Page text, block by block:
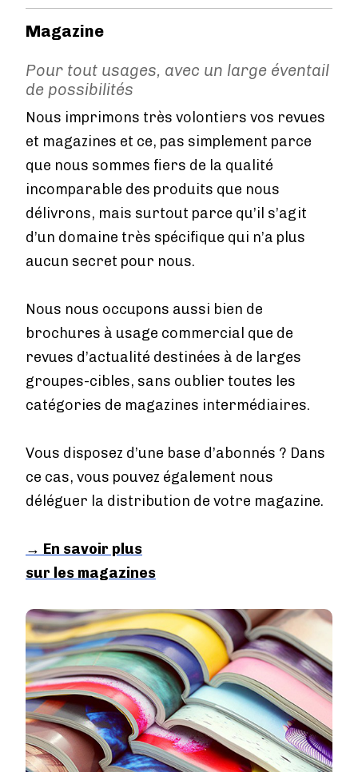
Magazine
Pour tout usages, avec un large éventail
de possibilités
Nous imprimons très volontiers vos revues
et magazines et ce, pas simplement parce
que nous sommes fiers de la qualité
incomparable des produits que nous
délivrons, mais surtout parce qu’il s’agit
d’un domaine très spécifique qui n’a plus
aucun secret pour nous.
Nous nous occupons aussi bien de
brochures à usage commercial que de
revues d’actualité destinées à de larges
groupes-cibles, sans oublier toutes les
catégories de magazines intermédiaires.
Vous disposez d’une base d’abonnés ? Dans
ce cas, vous pouvez également nous
déléguer la distribution de votre magazine.
→ En savoir plus
sur les magazines
Image